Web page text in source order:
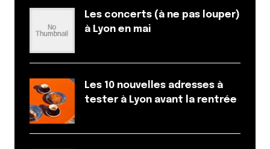
Les concerts (à ne pas louper)
à Lyon en mai
Les 10 nouvelles adresses à
tester à Lyon avant la rentrée